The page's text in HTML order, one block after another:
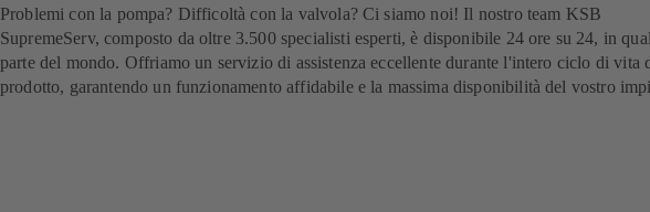
Problemi con la pompa? Difficoltà con la valvola? Ci siamo noi! Il nostro team KSB
SupremeServ, composto da oltre 3.500 specialisti esperti, è disponibile 24 ore su 24, in
parte del mondo. Offriamo un servizio di assistenza eccellente durante l'intero ciclo di vita
prodotto, garantendo un funzionamento affidabile e la massima disponibilità del vostro